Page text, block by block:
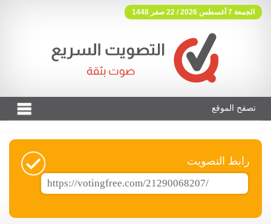
الجمعة 7 أغسطس 2026 / 22 صفر 1448
فوتنج فري موقع تصويت مجاني
تصفح الموقع
رابط التصويت